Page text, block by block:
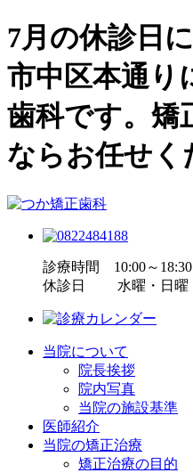
7月の休診日
市中区本通り
歯科です。矯
ならお任せく
診療時間 10:00～18:30
休診日 水曜・日曜
当院について
院長挨拶
院内写真
当院の施設基準
医師紹介
当院の矯正治療
矯正治療の目的